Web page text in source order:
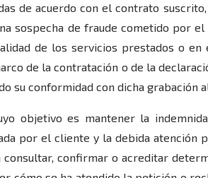
de acuerdo con el contrato
sospecha de fraude cometido por
de los servicios prestados o en
de la contratación o de la
su conformidad con dicha grabación
objetivo es mantener la
por el cliente y la debida atención
confirmar o acreditar